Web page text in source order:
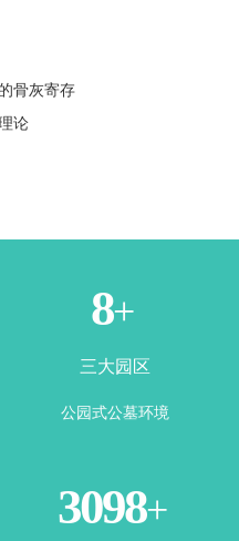
骨灰寄存
论
4+
三大园区
公园式公墓环境
3443+